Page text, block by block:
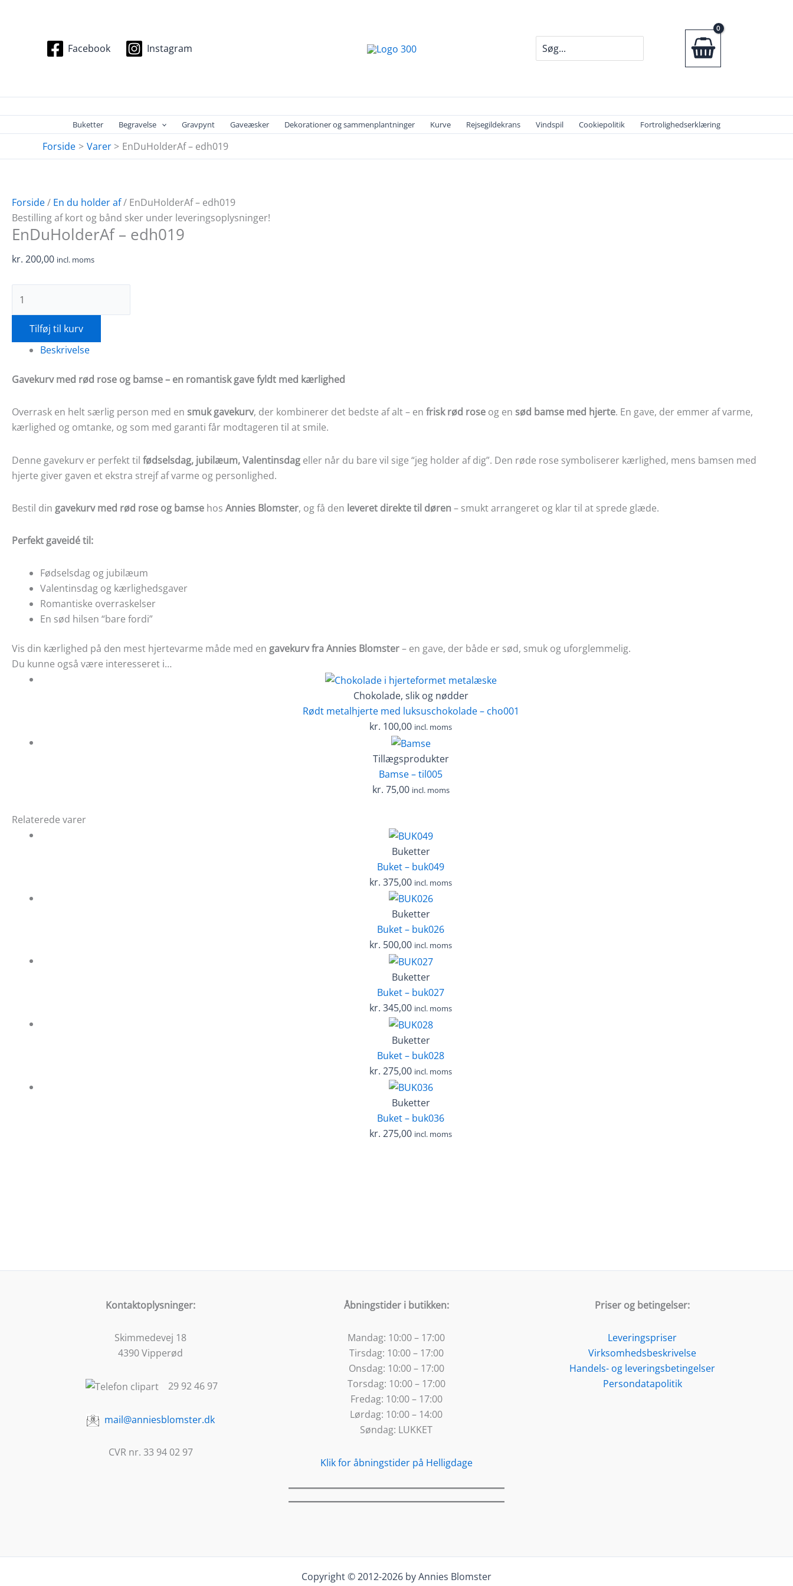
Facebook
Instagram
Søg
efter:
Buketter Begravelse Gravpynt Gaveæsker Dekorationer og sammenplantninger Kurve Rejsegildekrans Vindspil Cookiepolitik Fortrolighedserklæring
Forside Varer EnDuHolderAf – edh019
Forside/ En du holder af/ EnDuHolderAf – edh019
Bestilling af kort og bånd sker under leveringsoplysninger!
EnDuHolderAf – edh019
kr. 200,00 incl. moms
Tilføj til kurv
Beskrivelse
Gavekurv med rød rose og bamse – en romantisk gave fyldt med kærlighed
Overrask en helt særlig person med en smuk gavekurv, der kombinerer det bedste af alt – en frisk rød rose og en sød bamse med hjerte. En gave, der emmer af varme,
kærlighed og omtanke, og som med garanti får modtageren til at smile.
Denne gavekurv er perfekt til fødselsdag, jubilæum, Valentinsdag eller når du bare vil sige “jeg holder af dig”. Den røde rose symboliserer kærlighed, mens bamsen med
hjerte giver gaven et ekstra strejf af varme og personlighed.
Bestil din gavekurv med rød rose og bamse hos Annies Blomster, og få den leveret direkte til døren – smukt arrangeret og klar til at sprede glæde.
Perfekt gaveidé til:
Fødselsdag og jubilæum
Valentinsdag og kærlighedsgaver
Romantiske overraskelser
En sød hilsen “bare fordi”
Vis din kærlighed på den mest hjertevarme måde med en gavekurv fra Annies Blomster– en gave, der både er sød, smuk og uforglemmelig.
Du kunne også være interesseret i…
Chokolade, slik og nødder
Rødt metalhjerte med luksuschokolade – cho001
kr. 100,00 incl. moms
Tillægsprodukter
Bamse – til005
kr. 75,00 incl. moms
Relaterede varer
Buketter
Buket – buk049
kr. 375,00 incl. moms
Buketter
Buket – buk026
kr. 500,00 incl. moms
Buketter
Buket – buk027
kr. 345,00 incl. moms
Buketter
Buket – buk028
kr. 275,00 incl. moms
Buketter
Buket – buk036
kr. 275,00 incl. moms
Kontaktoplysninger:
Skimmedevej 18
4390 Vipperød
29 92 46 97
mail@anniesblomster.dk
CVR nr. 33 94 02 97
Åbningstider i butikken:
Mandag: 10:00 – 17:00
Tirsdag: 10:00 – 17:00
Onsdag: 10:00 – 17:00
Torsdag: 10:00 – 17:00
Fredag: 10:00 – 17:00
Lørdag: 10:00 – 14:00
Søndag: LUKKET
Klik for åbningstider på Helligdage
Priser og betingelser:
Leveringspriser
Virksomhedsbeskrivelse
Handels- og leveringsbetingelser
Persondatapolitik
Copyright © 2012-2026 by Annies Blomster